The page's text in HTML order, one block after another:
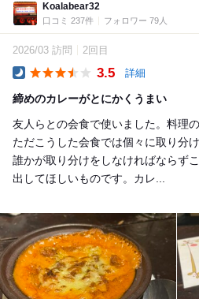
Koalabear32
口コミ 237件 フォロワー 79人
2026/03 訪問 2回目
3.5 詳細
締めのカレーがとにかくうまい
友人らとの会食で使いました。料理
ただこうした会食では個々に取り分
誰かが取り分けをしなければならず
出してほしいものです。カレ...